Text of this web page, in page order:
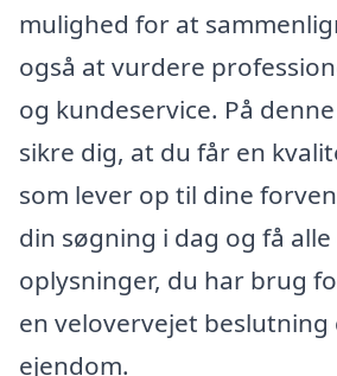
mulighed for at
også at vurdere
og kundeservice. På
sikre dig, at du får en
som lever op til dine
din søgning i dag og få alle
oplysninger, du har brug
en velovervejet
ejendom.